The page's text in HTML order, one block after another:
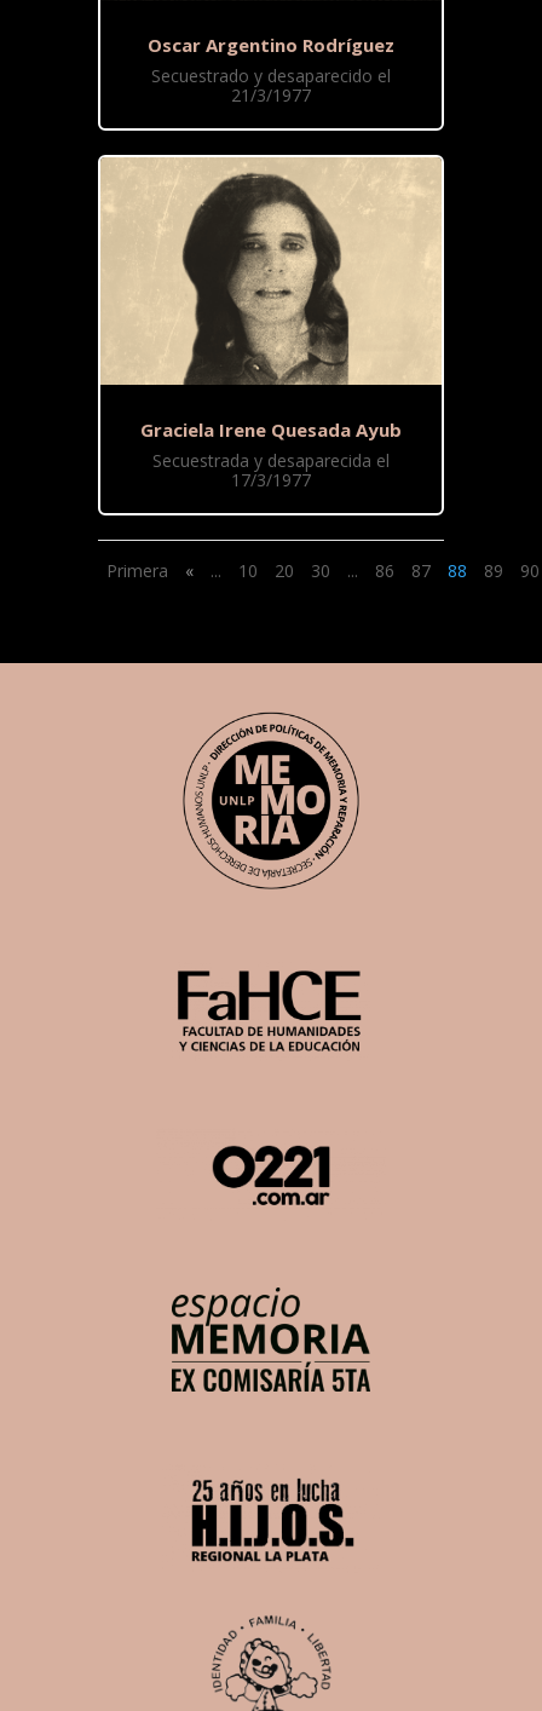
Oscar Argentino Rodríguez
Secuestrado y desaparecido el
21/3/1977
Graciela Irene Quesada Ayub
Secuestrada y desaparecida el
17/3/1977
Primera « ... 10 20 30 ... 86 87 88 89 90